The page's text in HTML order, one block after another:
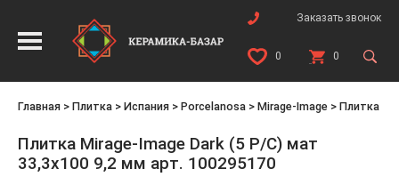
Заказать звонок
0 0
Главная > Плитка > Испания > Porcelanosa > Mirage-Image > Плитка
Плитка Mirage-Image Dark (5 P/C) мат
33,3x100 9,2 мм арт. 100295170